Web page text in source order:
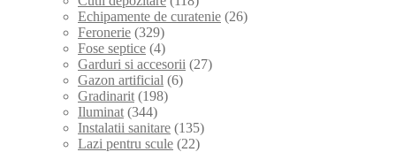
Echipamente de curatenie (26)
Feronerie (329)
Fose septice (4)
Garduri si accesorii (27)
Gazon artificial (6)
Gradinarit (198)
Iluminat (344)
Instalatii sanitare (135)
Lazi pentru scule (22)